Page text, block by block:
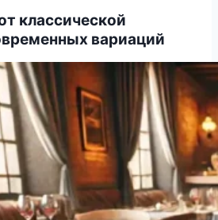
классической
вариаций